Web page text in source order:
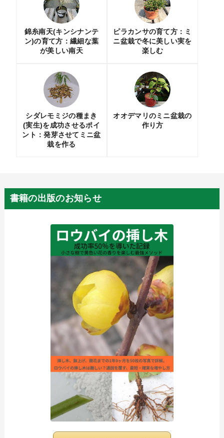
錦糸南天(キンシナンテ
ン)の育て方：繊細な葉
が美しい南天
ピラカンサの育て方：ミ
ニ盆栽で冬に美しい実を
楽しむ
シダレモミジの種まき
(実生)を成功させるポイ
ント：発芽させてミニ盆
栽を作る
オオデマリのミニ盆栽の
作り方
書籍の出版のお知らせ